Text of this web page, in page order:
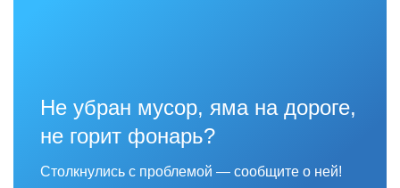
Не убран мусор, яма на дороге,
не горит фонарь?
Столкнулись с проблемой — сообщите о ней!